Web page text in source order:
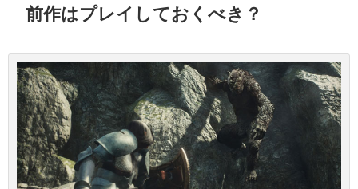
前作はプレイしておくべき？